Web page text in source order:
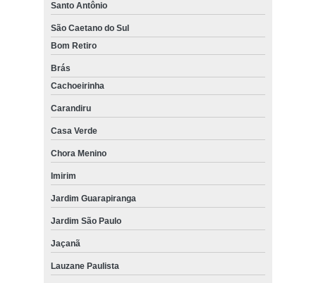
Santo Antônio
São Caetano do Sul
Bom Retiro
Brás
Cachoeirinha
Carandiru
Casa Verde
Chora Menino
Imirim
Jardim Guarapiranga
Jardim São Paulo
Jaçanã
Lauzane Paulista